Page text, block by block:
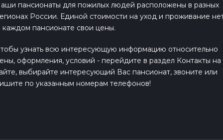
пансионаты для пожилых людей расположены в разных
России. Единой стоимости на уход и проживание
каждом пансионате свои цены.
узнать всю интересующую информацию относительно
оформления, условий - перейдите в раздел Контакты на
выбирайте интересующий Вас пансионат, звоните или
по указанным номерам телефонов!